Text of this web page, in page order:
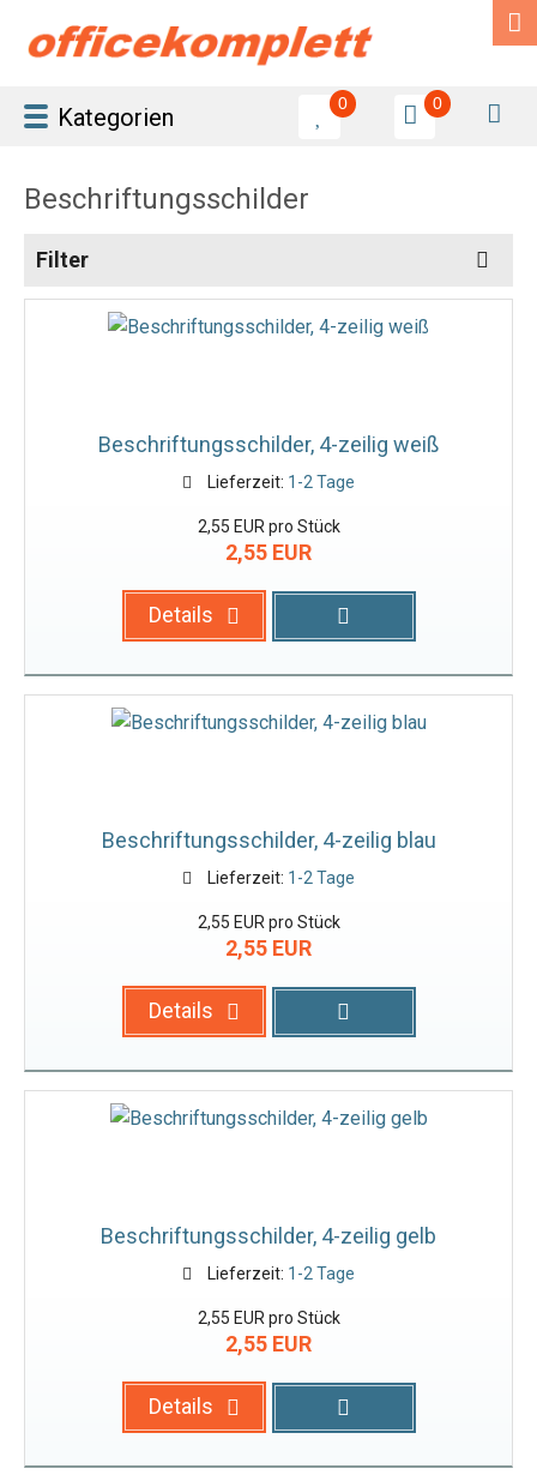
Kategorien 0
0
Beschriftungsschilder
Filter
Beschriftungsschilder, 4-zeilig weiß
Lieferzeit: 1-2 Tage
2,55 EUR pro Stück
2,55 EUR
Details
Beschriftungsschilder, 4-zeilig blau
Lieferzeit: 1-2 Tage
2,55 EUR pro Stück
2,55 EUR
Details
Beschriftungsschilder, 4-zeilig gelb
Lieferzeit: 1-2 Tage
2,55 EUR pro Stück
2,55 EUR
Details